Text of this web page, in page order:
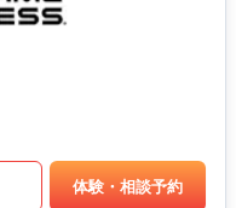
体験・相談予約